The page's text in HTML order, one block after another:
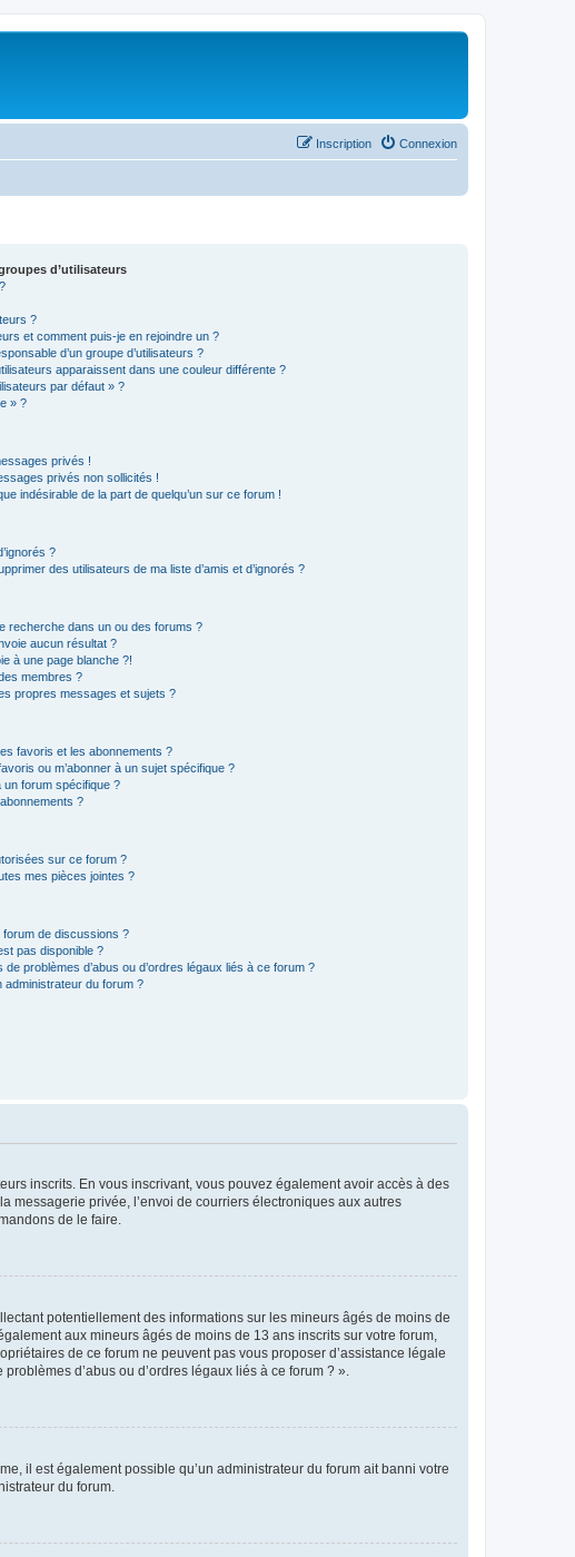
Connexion
Inscription
d’utilisateurs
?
et comment puis-je en rejoindre un ?
d’un groupe d’utilisateurs ?
apparaissent dans une couleur différente ?
par défaut » ?
» ?
privés !
privés non sollicités !
indésirable de la part de quelqu’un sur ce forum !
?
des utilisateurs de ma liste d’amis et d’ignorés ?
recherche dans un ou des forums ?
aucun résultat ?
à une page blanche ?!
membres ?
propres messages et sujets ?
favoris et les abonnements ?
ou m’abonner à un sujet spécifique ?
un forum spécifique ?
?
sur ce forum ?
mes pièces jointes ?
forum de discussions ?
pas disponible ?
problèmes d’abus ou d’ordres légaux liés à ce forum ?
administrateur du forum ?
inscrits. En vous inscrivant, vous pouvez également avoir accès à des
messagerie privée, l’envoi de courriers électroniques aux autres
de le faire.
potentiellement des informations sur les mineurs âgés de moins de
aux mineurs âgés de moins de 13 ans inscrits sur votre forum,
de ce forum ne peuvent pas vous proposer d’assistance légale
d’abus ou d’ordres légaux liés à ce forum ? ».
il est également possible qu’un administrateur du forum ait banni votre
du forum.